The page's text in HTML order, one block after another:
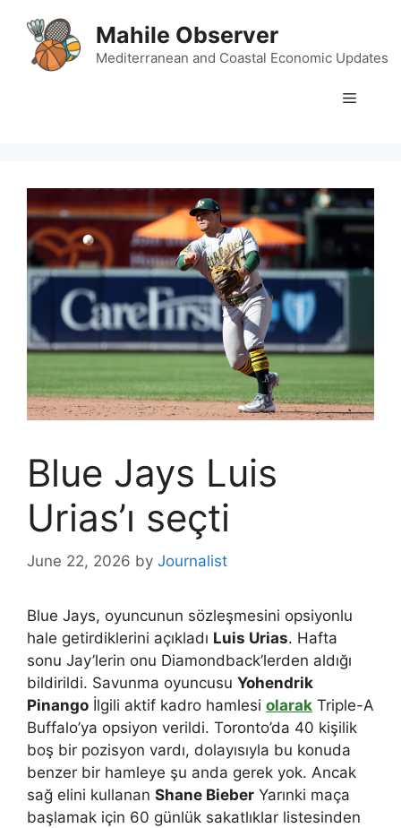
content
Mahile Observer
Mediterranean and Coastal Economic Updates
Menu
Blue Jays Luis
Urias’ı seçti
June 22, 2026 by Journalist
Blue Jays, oyuncunun sözleşmesini opsiyonlu
hale getirdiklerini açıkladı Luis Urias. Hafta
sonu Jay’lerin onu Diamondback’lerden aldığı
bildirildi. Savunma oyuncusu Yohendrik
Pinango İlgili aktif kadro hamlesi olarak Triple-A
Buffalo’ya opsiyon verildi. Toronto’da 40 kişilik
boş bir pozisyon vardı, dolayısıyla bu konuda
benzer bir hamleye şu anda gerek yok. Ancak
sağ elini kullanan Shane Bieber Yarınki maça
başlamak için 60 günlük sakatlıklar listesinden